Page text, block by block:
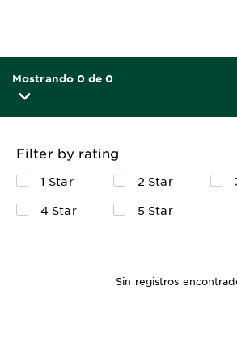
Mostrando 0 de 0
Filter by rating
1 Star 2 Star
4 Star
5 Star
Sin registros